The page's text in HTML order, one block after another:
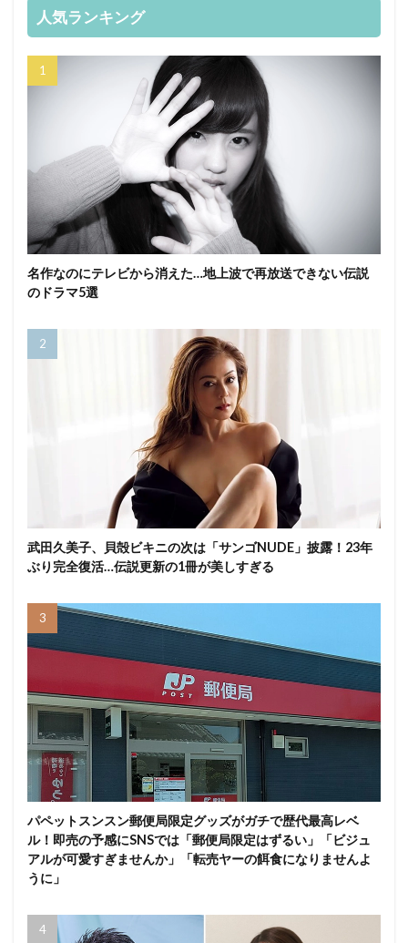
人気ランキング
名作なのにテレビから消えた…地上波で再放送できない伝説
のドラマ5選
武田久美子、貝殻ビキニの次は「サンゴNUDE」披露！23年
ぶり完全復活…伝説更新の1冊が美しすぎる
パペットスンスン郵便局限定グッズがガチで歴代最高レベ
ル！即売の予感にSNSでは「郵便局限定はずるい」「ビジュ
アルが可愛すぎませんか」「転売ヤーの餌食になりませんよ
うに」